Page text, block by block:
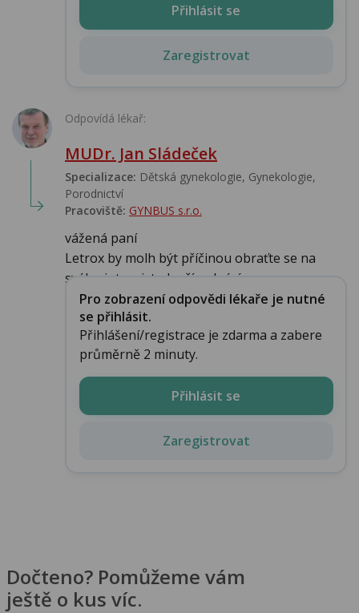
Přihlásit se
Zaregistrovat
Odpovídá lékař:
MUDr. Jan Sládeček
Specializace: Dětská gynekologie, Gynekologie,
Porodnictví
Pracoviště: GYNBUS s.r.o.
vážená paní
Letrox by molh být příčinou obraťte se na
svého internistu k případné úp...
Pro zobrazení odpovědi lékaře je nutné
se přihlásit.
Přihlášení/registrace je zdarma a zabere
průměrně 2 minuty.
Přihlásit se
Zaregistrovat
Dočteno? Pomůžeme vám
ještě o kus víc.